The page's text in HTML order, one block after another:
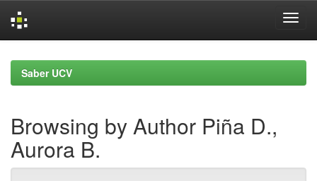
navigationSaber UCV
Browsing by Author Piña D.,
Aurora B.